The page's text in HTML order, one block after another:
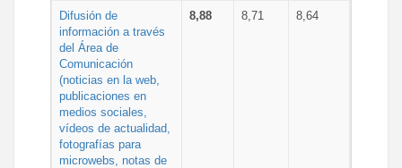
Difusión de
información a través
del Área de
Comunicación
(noticias en la web,
publicaciones en
medios sociales,
vídeos de actualidad,
fotografías para
microwebs, notas de
8,88 8,71 8,64